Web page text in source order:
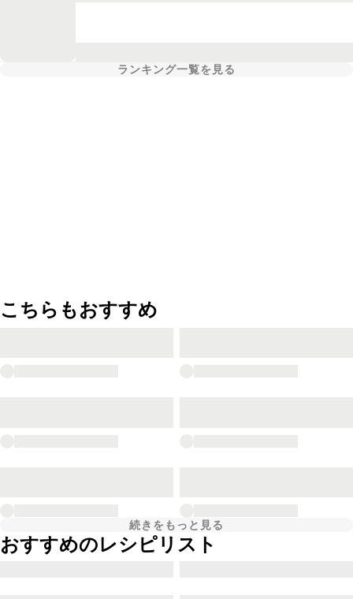
ランキング一覧を見る
こちらもおすすめ
続きをもっと見る
おすすめのレシピリスト